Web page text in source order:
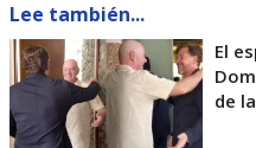
Lee también...
El
de